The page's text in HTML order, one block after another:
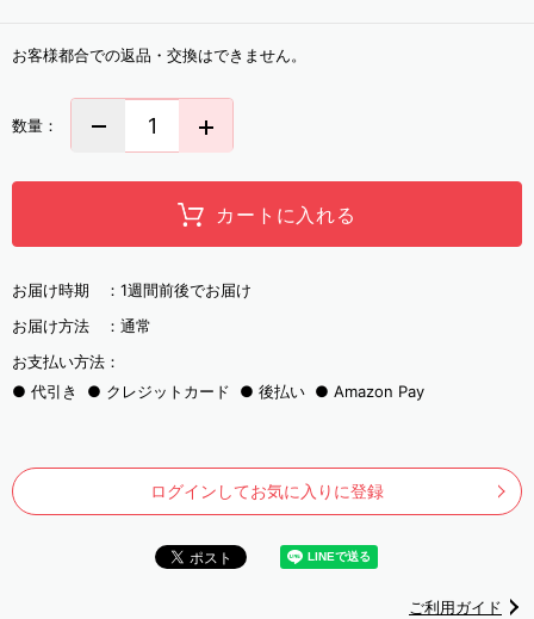
お客様都合での返品・交換はできません。
数量：
カートに入れる
お届け時期 ： 1週間前後でお届け
お届け方法 ： 通常
お支払い方法：
代引き
クレジットカード 後払い Amazon Pay
ログインしてお気に入りに登録
ご利用ガイド